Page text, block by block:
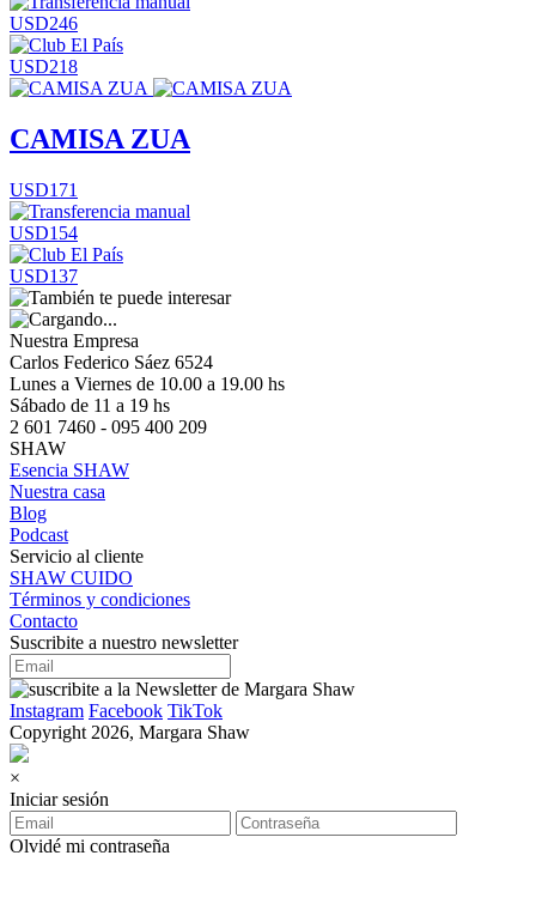
USD246
USD218
CAMISA ZUA
USD171
USD154
USD137
Nuestra Empresa
Carlos Federico Sáez 6524
Lunes a Viernes de 10.00 a 19.00 hs
Sábado de 11 a 19 hs
2 601 7460 - 095 400 209
SHAW
Esencia SHAW
Nuestra casa
Blog
Podcast
Servicio al cliente
SHAW CUIDO
Términos y condiciones
Contacto
Suscribite a nuestro newsletter
Instagram Facebook TikTok
Copyright 2026, Margara Shaw
×
Iniciar sesión
Olvidé mi contraseña